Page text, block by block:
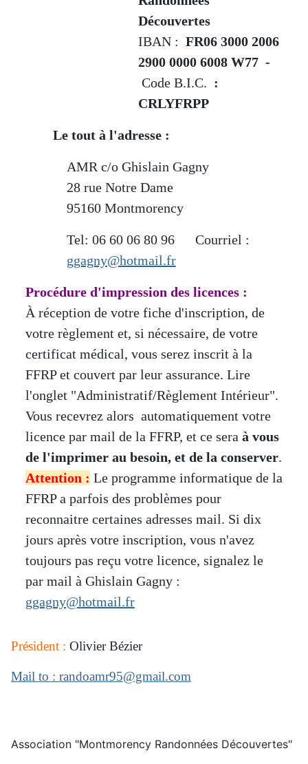
Découvertes
IBAN : FR06 3000 2006
2900 0000 6008 W77 -
Code B.I.C. :
CRLYFRPP
Le tout à l'adresse :
AMR c/o Ghislain Gagny
28 rue Notre Dame
95160 Montmorency
Tel: 06 60 06 80 96 Courriel :
ggagny@hotmail.fr
Procédure d'impression des licences :
À réception de votre fiche d'inscription, de
votre règlement et, si nécessaire, de votre
certificat médical, vous serez inscrit à la
FFRP et couvert par leur assurance. Lire
l'onglet "Administratif/Règlement Intérieur".
Vous recevrez alors automatiquement votre
licence par mail de la FFRP, et ce sera à vous
de l'imprimer au besoin, et de la conserver.
Attention : Le programme informatique de la
FFRP a parfois des problèmes pour
reconnaitre certaines adresses mail. Si dix
jours après votre inscription, vous n'avez
toujours pas reçu votre licence, signalez le
par mail à Ghislain Gagny :
ggagny@hotmail.fr
Président : Olivier Bézier
Mail to : randoamr95@gmail.com
Association "Montmorency Randonnées Découvertes"